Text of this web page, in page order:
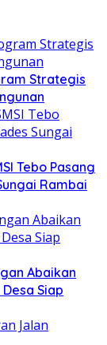
Strategis
Tebo Pasang
Rambai
Abaikan
Siap